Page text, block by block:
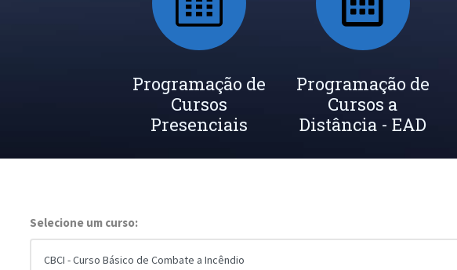
Programação de
Cursos
Presenciais
Programação de
Cursos a
Distância - EAD
Selecione um curso: